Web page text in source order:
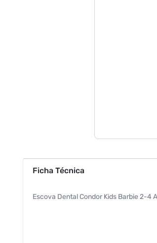
Ficha Técnica
Escova Dental Condor Kids Barbie 2-4